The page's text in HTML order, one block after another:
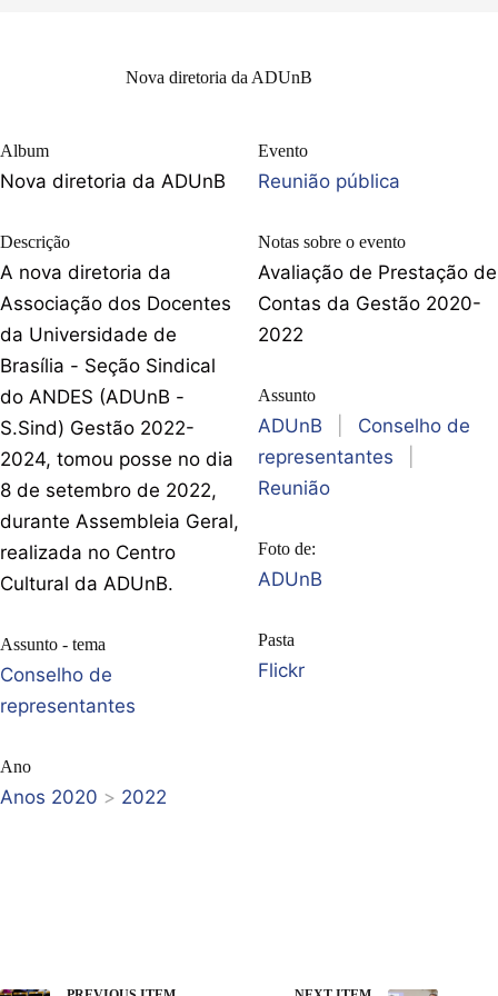
Nova diretoria da ADUnB
Album
Nova diretoria da ADUnB
Descrição
A nova diretoria da
Associação dos Docentes
da Universidade de
Brasília - Seção Sindical
do ANDES (ADUnB -
S.Sind) Gestão 2022-
2024, tomou posse no dia
8 de setembro de 2022,
durante Assembleia Geral,
realizada no Centro
Cultural da ADUnB.
Assunto - tema
Conselho de
representantes
Ano
Anos 2020 > 2022
Evento
Reunião pública
Notas sobre o evento
Avaliação de Prestação de
Contas da Gestão 2020-
2022
Assunto
ADUnB
Conselho de
representantes
Reunião
Foto de:
ADUnB
Pasta
Flickr